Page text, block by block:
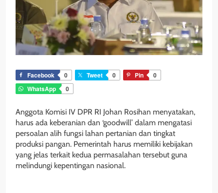
Facebook 0 Tweet 0 Pin
0
WhatsApp
0
Anggota Komisi IV DPR RI Johan Rosihan menyatakan,
harus ada keberanian dan ‘goodwill’ dalam mengatasi
persoalan alih fungsi lahan pertanian dan tingkat
produksi pangan. Pemerintah harus memiliki kebijakan
yang jelas terkait kedua permasalahan tersebut guna
melindungi kepentingan nasional.